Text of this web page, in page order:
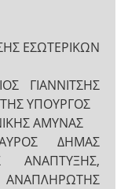
ΕΣΩΤΕΡΙΚΩΝ
ΓΙΑΝΝΙΤΣΗΣ
ΥΠΟΥΡΓΟΣ
ΑΜΥΝΑΣ
ΔΗΜΑΣ
ΑΝΑΠΤΥΞΗΣ,